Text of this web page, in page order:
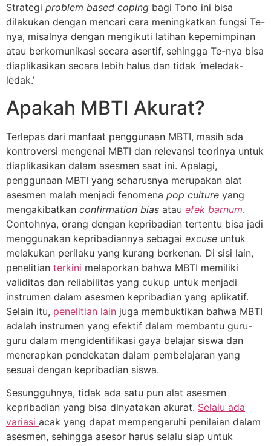
Strategi problem based coping bagi Tono ini bisa
dilakukan dengan mencari cara meningkatkan fungsi Te-
nya, misalnya dengan mengikuti latihan kepemimpinan
atau berkomunikasi secara asertif, sehingga Te-nya bisa
diaplikasikan secara lebih halus dan tidak ‘meledak-
ledak.’
Apakah MBTI Akurat?
Terlepas dari manfaat penggunaan MBTI, masih ada
kontroversi mengenai MBTI dan relevansi teorinya untuk
diaplikasikan dalam asesmen saat ini. Apalagi,
penggunaan MBTI yang seharusnya merupakan alat
asesmen malah menjadi fenomena pop culture yang
mengakibatkan confirmation bias atau efek barnum.
Contohnya, orang dengan kepribadian tertentu bisa jadi
menggunakan kepribadiannya sebagai excuse untuk
melakukan perilaku yang kurang berkenan. Di sisi lain,
penelitian terkini melaporkan bahwa MBTI memiliki
validitas dan reliabilitas yang cukup untuk menjadi
instrumen dalam asesmen kepribadian yang aplikatif.
Selain itu, penelitian lain juga membuktikan bahwa MBTI
adalah instrumen yang efektif dalam membantu guru-
guru dalam mengidentifikasi gaya belajar siswa dan
menerapkan pendekatan dalam pembelajaran yang
sesuai dengan kepribadian siswa.
Sesungguhnya, tidak ada satu pun alat asesmen
kepribadian yang bisa dinyatakan akurat. Selalu ada
variasi acak yang dapat mempengaruhi penilaian dalam
asesmen, sehingga asesor harus selalu siap untuk